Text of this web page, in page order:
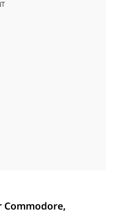
Commodore,